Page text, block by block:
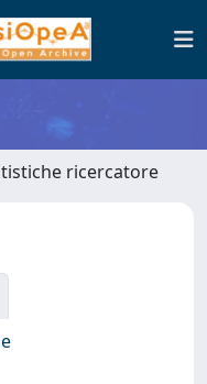
ricercatore